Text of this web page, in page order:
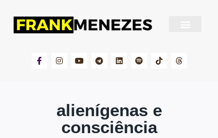
alienígenas e
consciência